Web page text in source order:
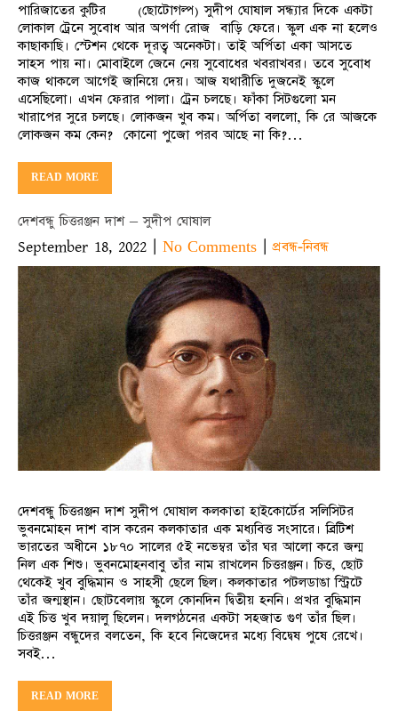
পারিজাতের কুটির (ছোটোগল্প) সুদীপ ঘোষাল সন্ধ্যার দিকে একটা
লোকাল ট্রেনে সুবোধ আর অপর্ণা রোজ বাড়ি ফেরে। স্কুল এক না হলেও
কাছাকাছি। স্টেশন থেকে দূরত্ব অনেকটা। তাই অর্পিতা একা আসতে
সাহস পায় না। মোবাইলে জেনে নেয় সুবোধের খবরাখবর। তবে সুবোধ
কাজ থাকলে আগেই জানিয়ে দেয়। আজ যথারীতি দুজনেই স্কুলে
এসেছিলো। এখন ফেরার পালা। ট্রেন চলছে। ফাঁকা সিটগুলো মন
খারাপের সুরে চলছে। লোকজন খুব কম। অর্পিতা বললো, কি রে আজকে
লোকজন কম কেন? কোনো পুজো পরব আছে না কি?…
READ MORE
দেশবন্ধু চিত্তরঞ্জন দাশ – সুদীপ ঘোষাল
September 18, 2022 | No Comments |প্রবন্ধ-নিবন্ধ
দেশবন্ধু চিত্তরঞ্জন দাশ সুদীপ ঘোষাল কলকাতা হাইকোর্টের সলিসিটর
ভুবনমোহন দাশ বাস করেন কলকাতার এক মধ্যবিত্ত সংসারে। ব্রিটিশ
ভারতের অধীনে ১৮৭০ সালের ৫ই নভেম্বর তাঁর ঘর আলো করে জন্ম
নিল এক শিশু। ভুবনমোহনবাবু তাঁর নাম রাখলেন চিত্তরঞ্জন। চিত্ত, ছোট
থেকেই খুব বুদ্ধিমান ও সাহসী ছেলে ছিল। কলকাতার পটলডাঙা স্ট্রিটে
তাঁর জন্মস্থান। ছোটবেলায় স্কুলে কোনদিন দ্বিতীয় হননি। প্রখর বুদ্ধিমান
এই চিত্ত খুব দয়ালু ছিলেন। দলগঠনের একটা সহজাত গুণ তাঁর ছিল।
চিত্তরঞ্জন বন্ধুদের বলতেন, কি হবে নিজেদের মধ্যে বিদ্বেষ পুষে রেখে।
সবই…
READ MORE